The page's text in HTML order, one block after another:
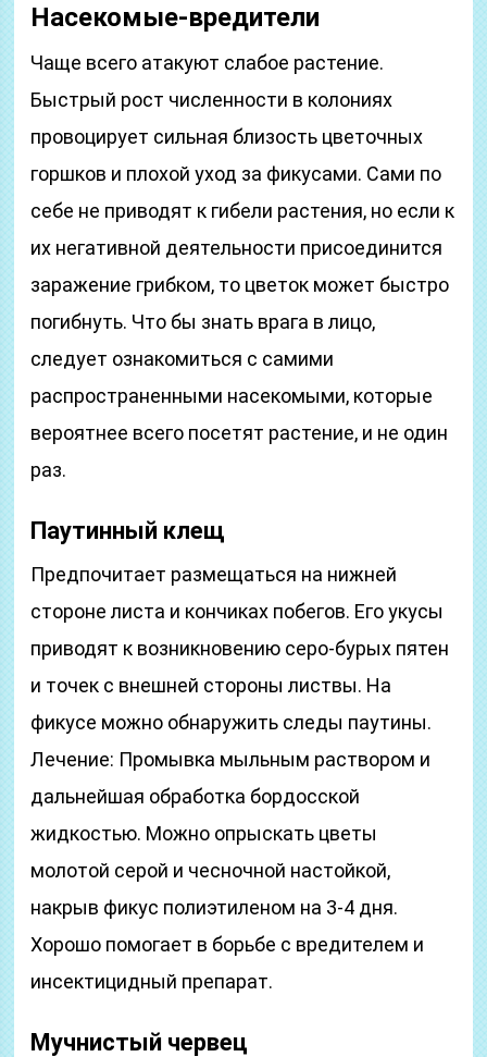
Насекомые-вредители
Чаще всего атакуют слабое растение.
Быстрый рост численности в колониях
провоцирует сильная близость цветочных
горшков и плохой уход за фикусами. Сами по
себе не приводят к гибели растения, но если к
их негативной деятельности присоединится
заражение грибком, то цветок может быстро
погибнуть. Что бы знать врага в лицо,
следует ознакомиться с самими
распространенными насекомыми, которые
вероятнее всего посетят растение, и не один
раз.
Паутинный клещ
Предпочитает размещаться на нижней
стороне листа и кончиках побегов. Его укусы
приводят к возникновению серо-бурых пятен
и точек с внешней стороны листвы. На
фикусе можно обнаружить следы паутины.
Лечение: Промывка мыльным раствором и
дальнейшая обработка бордосской
жидкостью. Можно опрыскать цветы
молотой серой и чесночной настойкой,
накрыв фикус полиэтиленом на 3-4 дня.
Хорошо помогает в борьбе с вредителем и
инсектицидный препарат.
Мучнистый червец